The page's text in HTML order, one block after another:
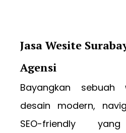
Jasa Wesite
Agensi
Bayangkan sebuah
desain modern,
SEO-friendly